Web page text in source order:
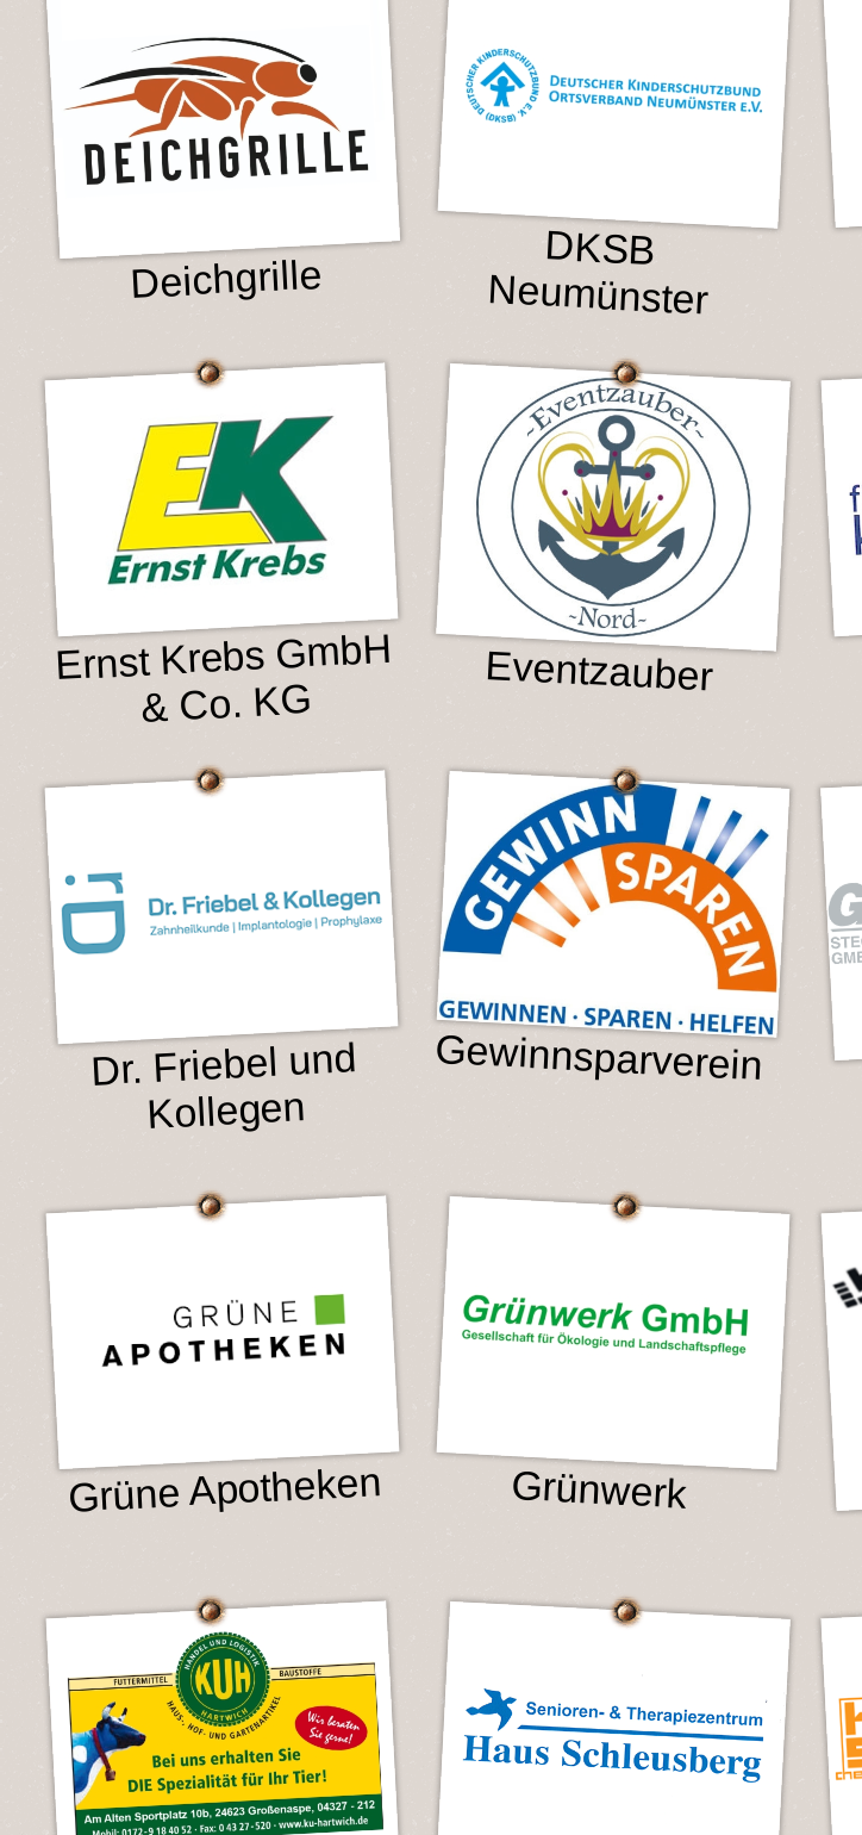
Deichgrille
DKSB
Neumünster
Ernst Krebs GmbH
& Co. KG
Eventzauber
Dr. Friebel und
Kollegen
Gewinnsparverein
Grüne Apotheken Grünwerk